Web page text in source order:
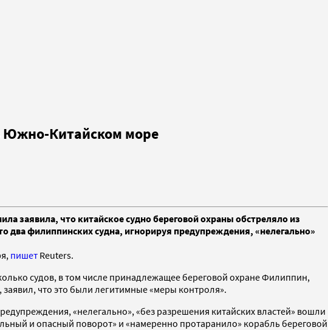
Южно-Китайском море
заявила, что китайское судно береговой охраны обстреляло из
два филиппинских судна, игнорируя предупреждения, «нелегально»
пишет Reuters.
судов, в том числе принадлежащее береговой охране Филиппин,
что это были легитимные «меры контроля».
«нелегально», «без разрешения китайских властей» вошли
и опасный поворот» и «намеренно протаранило» корабль береговой